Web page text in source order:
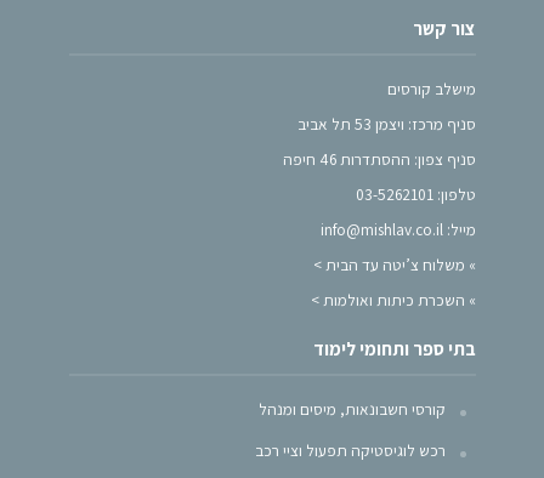
צור קשר
מישלב קורסים
סניף מרכז: ויצמן 53 תל אביב
סניף צפון: ההסתדרות 46 חיפה
טלפון: 03-5262101
מייל: info@mishlav.co.il
» משלוח צ’יטה עד הבית >
» השכרת כיתות ואולמות >
בתי ספר ותחומי לימוד
קורסי חשבונאות, מיסים ומנהל
רכש לוגיסטיקה תפעול וציי רכב